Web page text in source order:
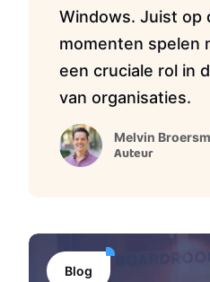
Windows. Juist op
momenten spelen
een cruciale rol in
van organisaties.
Melvin
Auteur
Blog